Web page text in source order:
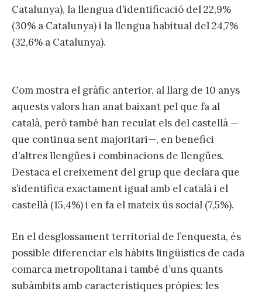
Catalunya), la llengua d’identificació del 22,9%
(30% a Catalunya) i la llengua habitual del 24,7%
(32,6% a Catalunya).
Com mostra el gràfic anterior, al llarg de 10 anys
aquests valors han anat baixant pel que fa al
català, però també han reculat els del castellà —
que continua sent majoritari—, en benefici
d’altres llengües i combinacions de llengües.
Destaca el creixement del grup que declara que
s’identifica exactament igual amb el català i el
castellà (15,4%) i en fa el mateix ús social (7,5%).
En el desglossament territorial de l’enquesta, és
possible diferenciar els hàbits lingüístics de cada
comarca metropolitana i també d’uns quants
subàmbits amb característiques pròpies: les